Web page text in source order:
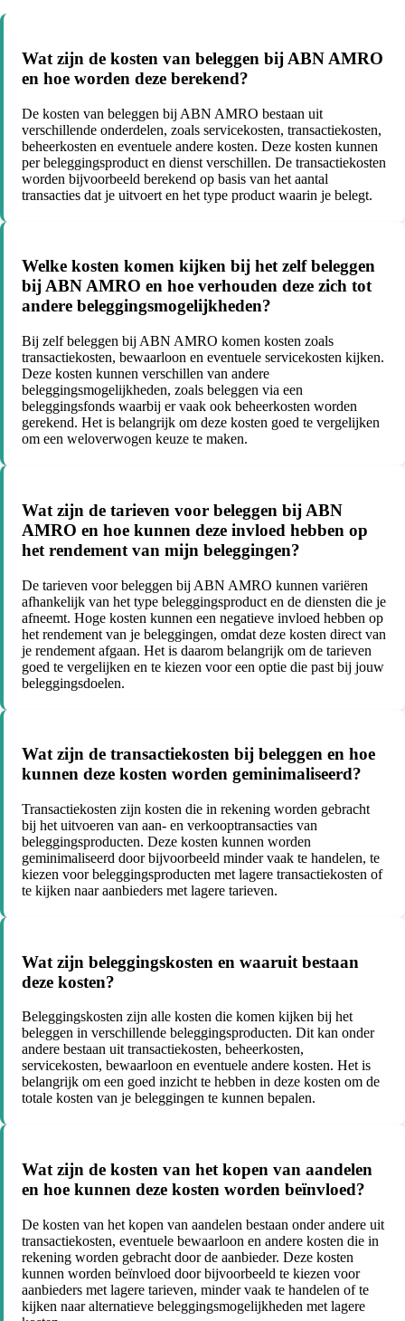
Wat zijn de kosten van beleggen bij ABN AMRO
en hoe worden deze berekend?
De kosten van beleggen bij ABN AMRO bestaan uit
verschillende onderdelen, zoals servicekosten, transactiekosten,
beheerkosten en eventuele andere kosten. Deze kosten kunnen
per beleggingsproduct en dienst verschillen. De transactiekosten
worden bijvoorbeeld berekend op basis van het aantal
transacties dat je uitvoert en het type product waarin je belegt.
Welke kosten komen kijken bij het zelf beleggen
bij ABN AMRO en hoe verhouden deze zich tot
andere beleggingsmogelijkheden?
Bij zelf beleggen bij ABN AMRO komen kosten zoals
transactiekosten, bewaarloon en eventuele servicekosten kijken.
Deze kosten kunnen verschillen van andere
beleggingsmogelijkheden, zoals beleggen via een
beleggingsfonds waarbij er vaak ook beheerkosten worden
gerekend. Het is belangrijk om deze kosten goed te vergelijken
om een weloverwogen keuze te maken.
Wat zijn de tarieven voor beleggen bij ABN
AMRO en hoe kunnen deze invloed hebben op
het rendement van mijn beleggingen?
De tarieven voor beleggen bij ABN AMRO kunnen variëren
afhankelijk van het type beleggingsproduct en de diensten die je
afneemt. Hoge kosten kunnen een negatieve invloed hebben op
het rendement van je beleggingen, omdat deze kosten direct van
je rendement afgaan. Het is daarom belangrijk om de tarieven
goed te vergelijken en te kiezen voor een optie die past bij jouw
beleggingsdoelen.
Wat zijn de transactiekosten bij beleggen en hoe
kunnen deze kosten worden geminimaliseerd?
Transactiekosten zijn kosten die in rekening worden gebracht
bij het uitvoeren van aan- en verkooptransacties van
beleggingsproducten. Deze kosten kunnen worden
geminimaliseerd door bijvoorbeeld minder vaak te handelen, te
kiezen voor beleggingsproducten met lagere transactiekosten of
te kijken naar aanbieders met lagere tarieven.
Wat zijn beleggingskosten en waaruit bestaan
deze kosten?
Beleggingskosten zijn alle kosten die komen kijken bij het
beleggen in verschillende beleggingsproducten. Dit kan onder
andere bestaan uit transactiekosten, beheerkosten,
servicekosten, bewaarloon en eventuele andere kosten. Het is
belangrijk om een goed inzicht te hebben in deze kosten om de
totale kosten van je beleggingen te kunnen bepalen.
Wat zijn de kosten van het kopen van aandelen
en hoe kunnen deze kosten worden beïnvloed?
De kosten van het kopen van aandelen bestaan onder andere uit
transactiekosten, eventuele bewaarloon en andere kosten die in
rekening worden gebracht door de aanbieder. Deze kosten
kunnen worden beïnvloed door bijvoorbeeld te kiezen voor
aanbieders met lagere tarieven, minder vaak te handelen of te
kijken naar alternatieve beleggingsmogelijkheden met lagere